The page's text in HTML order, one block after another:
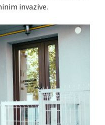
invazive.